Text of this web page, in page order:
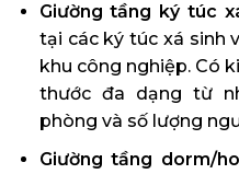
Giường tầng ký túc
tại các ký túc xá sinh
khu công nghiệp. Có
thước đa dạng từ
phòng và số lượng
Giường tầng dorm/